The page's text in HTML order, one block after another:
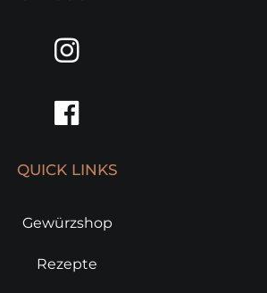
QUICK LINKS
Gewürzshop
Rezepte